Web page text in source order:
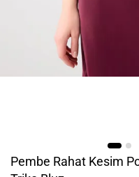
Pembe Rahat Kesim